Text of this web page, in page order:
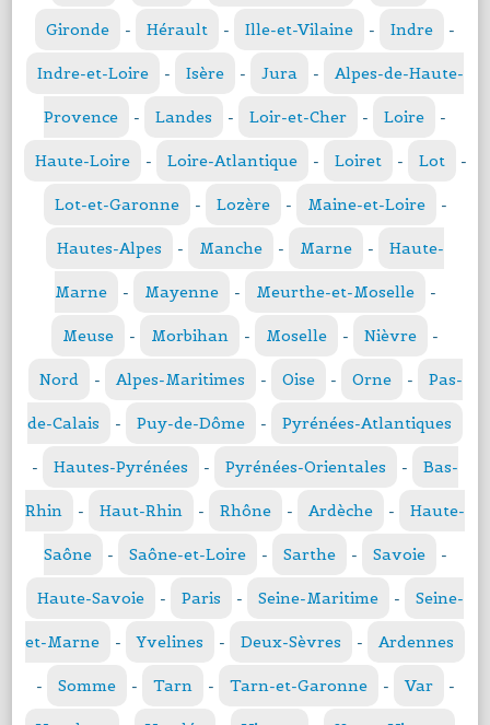
Gironde - Hérault - Ille-et-Vilaine - Indre -
Indre-et-Loire - Isère - Jura - Alpes-de-Haute-
Provence - Landes - Loir-et-Cher - Loire -
Haute-Loire - Loire-Atlantique - Loiret - Lot -
Lot-et-Garonne - Lozère - Maine-et-Loire -
Hautes-Alpes - Manche - Marne - Haute-
Marne - Mayenne - Meurthe-et-Moselle -
Meuse - Morbihan - Moselle - Nièvre -
Nord - Alpes-Maritimes - Oise - Orne - Pas-
de-Calais - Puy-de-Dôme - Pyrénées-Atlantiques
- Hautes-Pyrénées - Pyrénées-Orientales - Bas-
Rhin - Haut-Rhin - Rhône - Ardèche - Haute-
Saône - Saône-et-Loire - Sarthe - Savoie -
Haute-Savoie - Paris - Seine-Maritime - Seine-
et-Marne - Yvelines - Deux-Sèvres - Ardennes
- Somme - Tarn - Tarn-et-Garonne - Var -